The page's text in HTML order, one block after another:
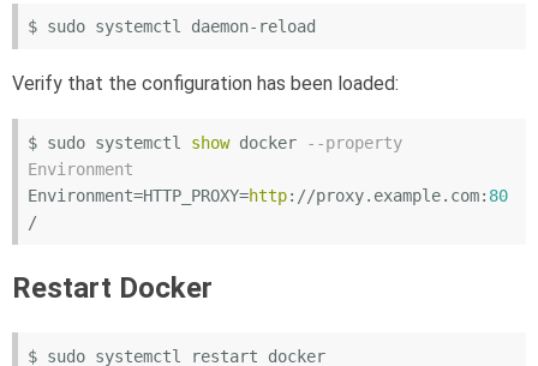
Verify that the configuration has been loaded:
$ sudo systemctl show docker
--property
Environment
Environment=HTTP_PROXY=http://proxy.example.com: 80
Restart Docker